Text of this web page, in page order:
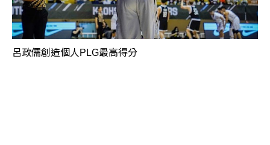
呂政儒創造個人PLG最高得分